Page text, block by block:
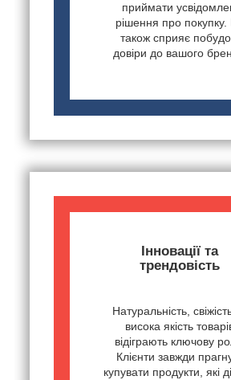
приймати
рішення про
також сприяє
довіри до вашого
Інновації та
трендовість
Натуральність,
висока якість
відіграють ключову
Клієнти завжди
купувати продукти, які